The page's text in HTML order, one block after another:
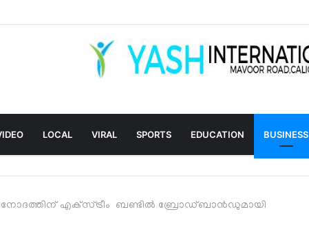
LOCAL VIRAL SPORTS EDUCATION BUSINESS
വിനോദത്തിന് എക്‌സ്ട്രീം ബണ്ടില്‍ ബ്രോഡ്ബാന്‍ഡുമായി